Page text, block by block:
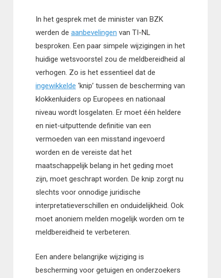
In het gesprek met de minister van BZK
werden de aanbevelingen van TI-NL
besproken. Een paar simpele wijzigingen in het
huidige wetsvoorstel zou de meldbereidheid al
verhogen. Zo is het essentieel dat de
ingewikkelde ‘knip’ tussen de bescherming van
klokkenluiders op Europees en nationaal
niveau wordt losgelaten. Er moet één heldere
en niet-uitputtende definitie van een
vermoeden van een misstand ingevoerd
worden en de vereiste dat het
maatschappelijk belang in het geding moet
zijn, moet geschrapt worden. De knip zorgt nu
slechts voor onnodige juridische
interpretatieverschillen en onduidelijkheid. Ook
moet anoniem melden mogelijk worden om te
meldbereidheid te verbeteren.
Een andere belangrijke wijziging is
bescherming voor getuigen en onderzoekers